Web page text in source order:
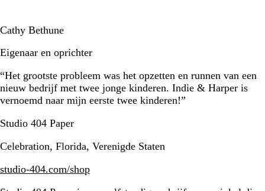
Cathy Bethune
Eigenaar en oprichter
“Het grootste probleem was het opzetten en runnen van een
nieuw bedrijf met twee jonge kinderen. Indie & Harper is
vernoemd naar mijn eerste twee kinderen!”
Studio 404 Paper
Celebration, Florida, Verenigde Staten
studio-404.com/shop